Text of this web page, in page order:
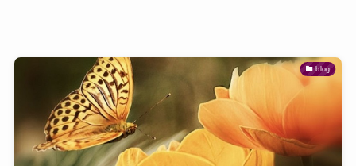
blog